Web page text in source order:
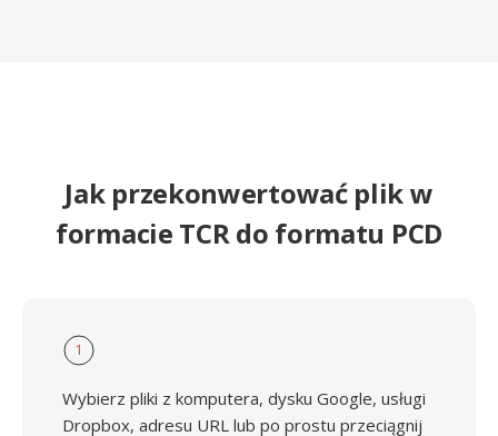
Jak przekonwertować plik w
formacie TCR do formatu PCD
1
Wybierz pliki z komputera, dysku Google, usługi
Dropbox, adresu URL lub po prostu przeciągnij